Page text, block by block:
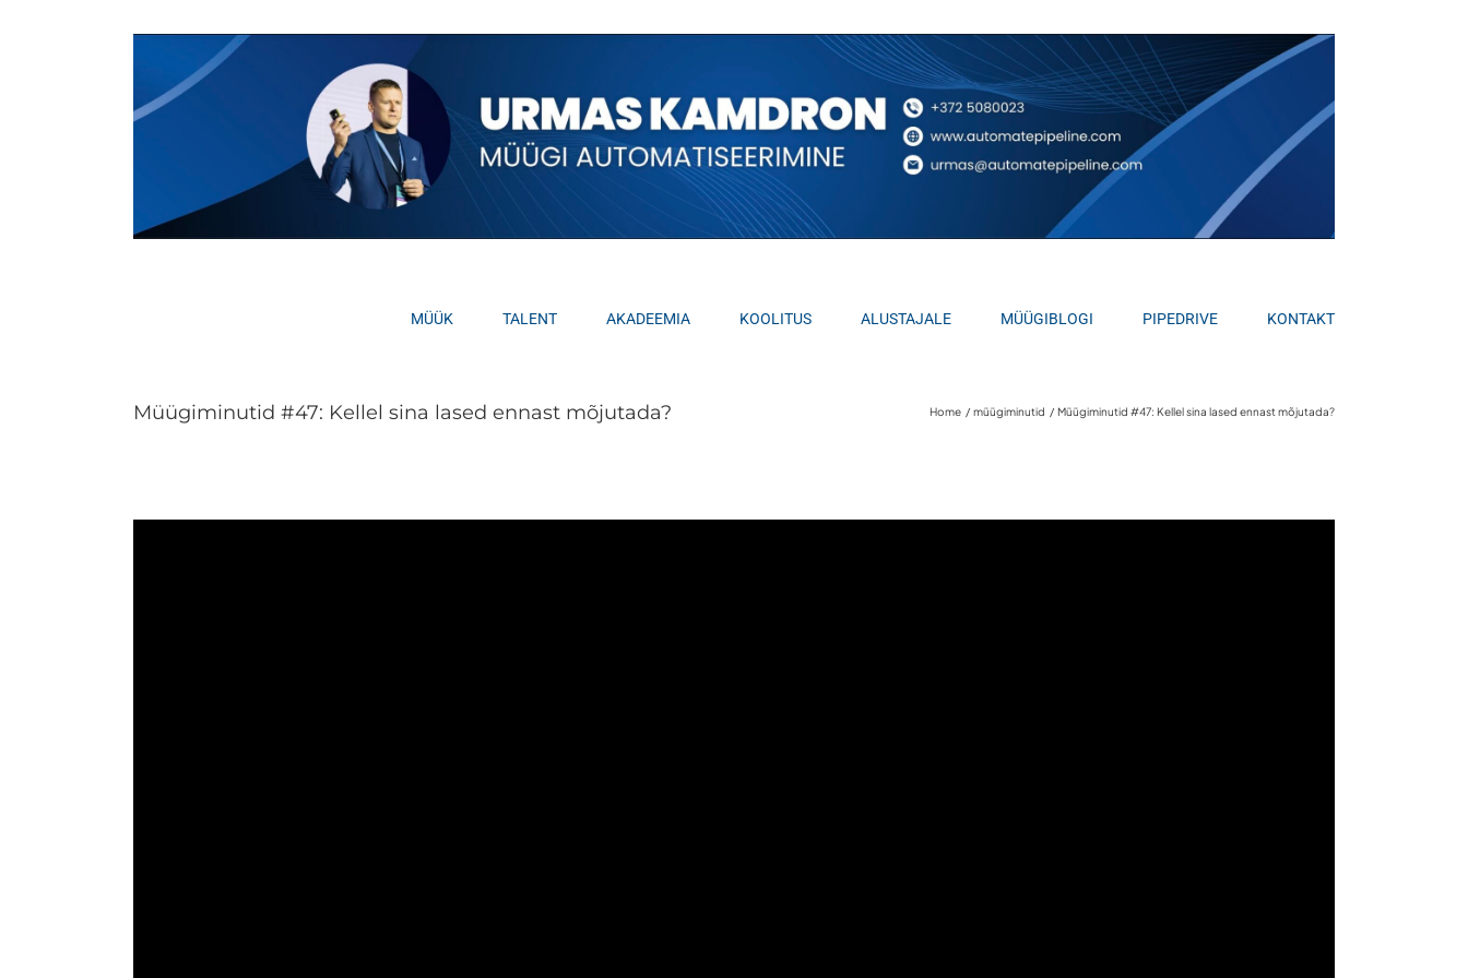
MÜÜK TALENT AKADEEMIA KOOLITUS ALUSTAJALE MÜÜGIBLOGI PIPEDRIVE KONTAKT
Müügiminutid #47: Kellel sina lased ennast mõjutada? Home müügiminutid Müügiminutid #47: Kellel sina lased ennast mõjutada?